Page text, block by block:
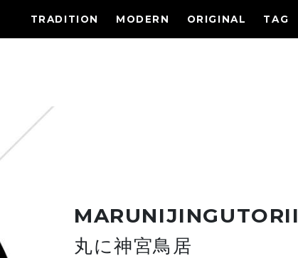
TRADITION MODERN ORIGINAL TAG
MARUNIJINGUTORII
丸に神宮鳥居